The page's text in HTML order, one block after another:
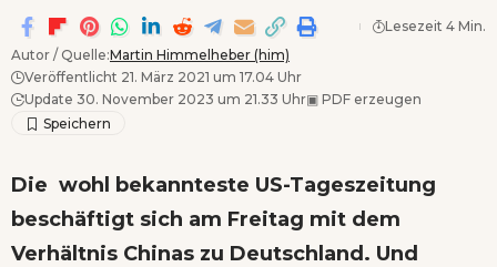
Autor / Quelle:Martin Himmelheber (him)
Veröffentlicht 21. März 2021 um 17.04 Uhr
Update 30. November 2023 um 21.33 Uhr▣ PDF erzeugen
Lesezeit 4 Min.
Die wohl bekannteste US-Tageszeitung
beschäftigt sich am Freitag mit dem
Verhältnis Chinas zu Deutschland. Und